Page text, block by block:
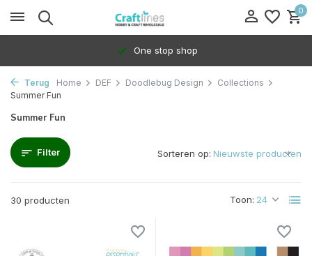
0
100% Dedicated to independents
Terug Home DEF Doodlebug Design
Collections
Summer Fun
Summer Fun
Filter
30 producten Toon:
Sorteren op: